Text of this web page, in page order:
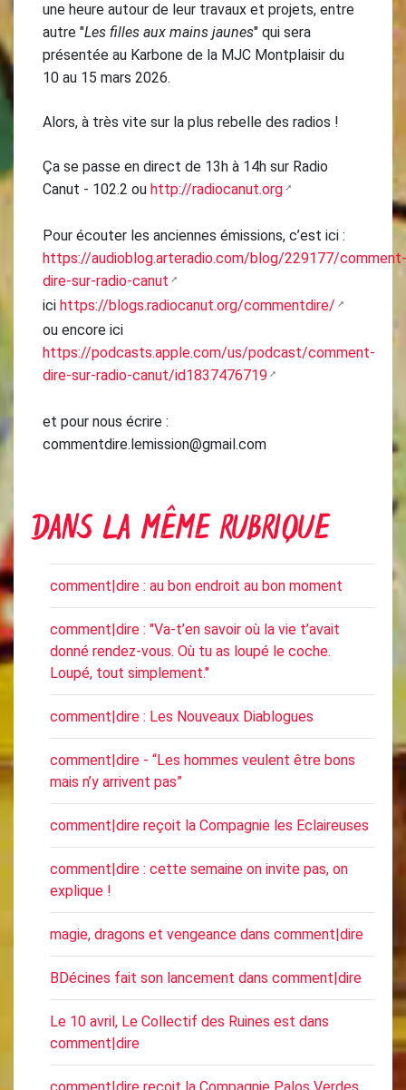
une heure autour de leur travaux et projets, entre
autre "Les filles aux mains jaunes" qui sera
présentée au Karbone de la MJC Montplaisir du
10 au 15 mars 2026.
Alors, à très vite sur la plus rebelle des radios !
Ça se passe en direct de 13h à 14h sur Radio
Canut - 102.2 ou http://radiocanut.org
Pour écouter les anciennes émissions, c’est ici :
https://audioblog.arteradio.com/blog/229177/comment-
dire-sur-radio-canut
ici https://blogs.radiocanut.org/commentdire/
ou encore ici
https://podcasts.apple.com/us/podcast/comment-
dire-sur-radio-canut/id1837476719
et pour nous écrire :
commentdire.lemission@gmail.com
DANS LA MÊME RUBRIQUE
comment|dire : au bon endroit au bon moment
comment|dire : "Va-t’en savoir où la vie t’avait
donné rendez-vous. Où tu as loupé le coche.
Loupé, tout simplement."
comment|dire : Les Nouveaux Diablogues
comment|dire - “Les hommes veulent être bons
mais n’y arrivent pas”
comment|dire reçoit la Compagnie les Eclaireuses
comment|dire : cette semaine on invite pas, on
explique !
magie, dragons et vengeance dans comment|dire
BDécines fait son lancement dans comment|dire
Le 10 avril, Le Collectif des Ruines est dans
comment|dire